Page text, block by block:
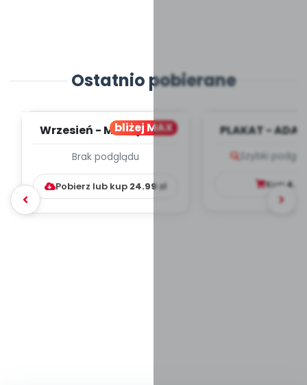
Ostatnio pobierane
bliżej MAX
Wrzesień - MIESIĘCZNY
WYCHOWAWCZO –
DYDAKTYC...
Brak podglądu
Pobierz lub kup 24.99zł
PLAKAT -
Szybki
Kup